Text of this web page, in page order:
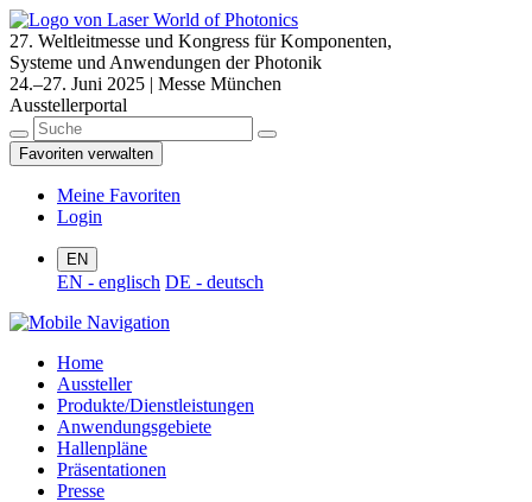
27. Weltleitmesse und Kongress für Komponenten,
Systeme und Anwendungen der Photonik
24.–27. Juni 2025 | Messe München
Ausstellerportal
Favoriten verwalten
Meine Favoriten
Login
EN
EN - englisch DE - deutsch
Home
Aussteller
Produkte/Dienstleistungen
Anwendungsgebiete
Hallenpläne
Präsentationen
Presse